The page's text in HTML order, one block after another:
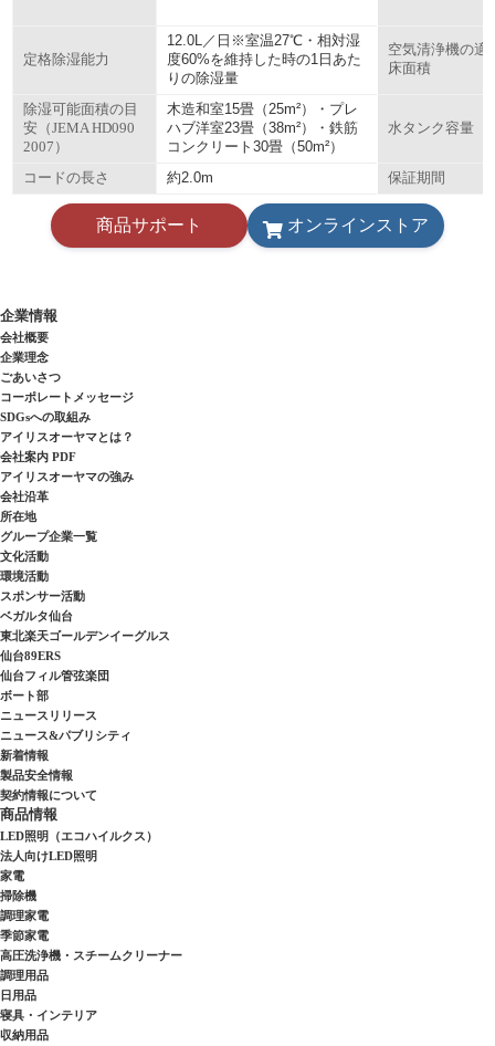
定格除湿能力
12.0L／日※室温27℃・相対湿
度60%を維持した時の1日あた
りの除湿量
空気清浄機の適
床面積
除湿可能面積の目
安（JEMA HD090
2007）
木造和室15畳（25m²）・プレ
ハブ洋室23畳（38m²）・鉄筋
コンクリート30畳（50m²）
水タンク容量
コードの長さ 約2.0m 保証期間
商品サポート オンラインストア
企業情報
会社概要
企業理念
ごあいさつ
コーポレートメッセージ
SDGsへの取組み
アイリスオーヤマとは？
会社案内 PDF
アイリスオーヤマの強み
会社沿革
所在地
グループ企業一覧
文化活動
環境活動
スポンサー活動
ベガルタ仙台
東北楽天ゴールデンイーグルス
仙台89ERS
仙台フィル管弦楽団
ボート部
ニュースリリース
ニュース&パブリシティ
新着情報
製品安全情報
契約情報について
商品情報
LED照明（エコハイルクス）
法人向けLED照明
家電
掃除機
調理家電
季節家電
高圧洗浄機・スチームクリーナー
調理用品
日用品
寝具・インテリア
収納用品